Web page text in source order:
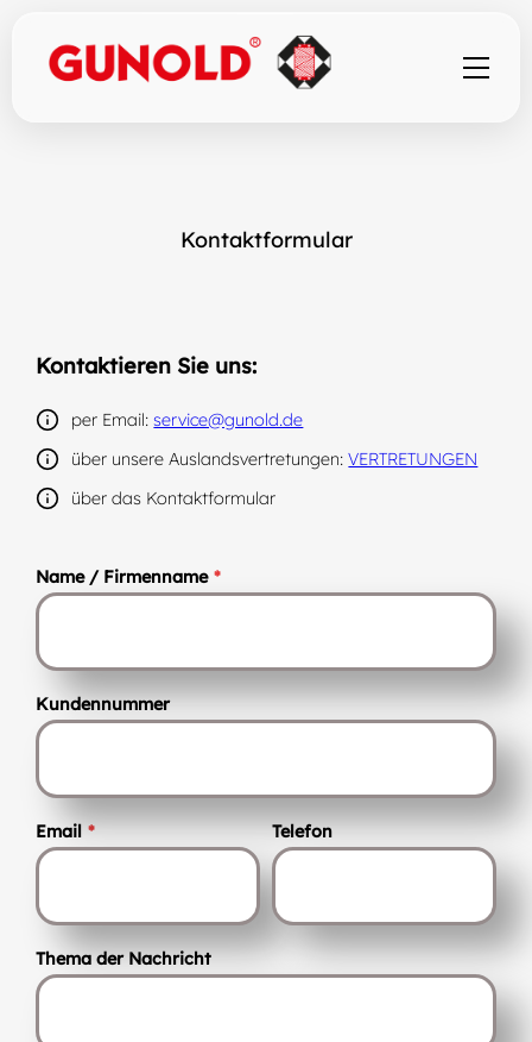
Kontaktformular
Kontaktieren Sie uns:
per Email:service@gunold.de
über unsere Auslandsvertretungen:VERTRETUNGEN
über das Kontaktformular
Name / Firmenname *
Kundennummer
Email * Telefon
Thema der Nachricht